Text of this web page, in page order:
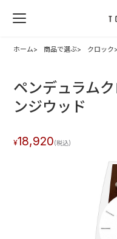
ホーム 商品で選ぶ クロック
ペンデュラム
ンジウッド
18,920